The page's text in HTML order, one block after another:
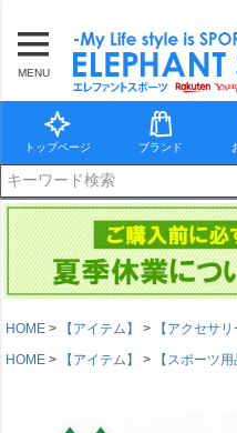
MENU
トップページ ブランド
HOME 【アイテム】 【アクセサリ
HOME
【アイテム】 【スポーツ用